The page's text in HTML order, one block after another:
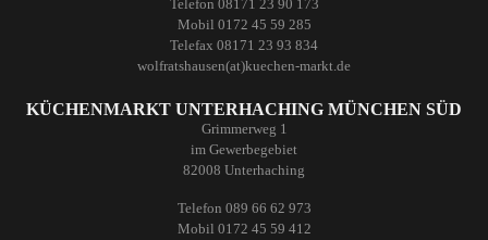
Telefon 08171 23 90 173
Mobil 0172 45 59 285
Telefax 08171 23 93 834
wolfratshausen(at)kuechen-markt.de
KÜCHENMARKT UNTERHACHING MÜNCHEN SÜD
Grimmerweg 1
im Gewerbegebiet
82008 Unterhaching
Telefon 089 66 62 973
Mobil 0172 45 59 412